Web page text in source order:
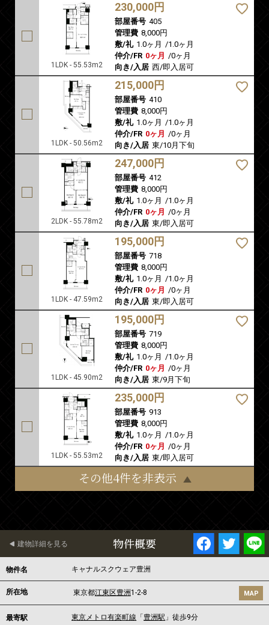
1LDK - 55.53m2
230,000円
部屋番号 405
管理費 8,000円
敷/礼 1.0ヶ月 /1.0ヶ月
仲介/FR 0ヶ月 /0ヶ月
向き/入居 西/即入居可
1LDK - 50.56m2
215,000円
部屋番号 410
管理費 8,000円
敷/礼 1.0ヶ月 /1.0ヶ月
仲介/FR 0ヶ月 /0ヶ月
向き/入居 東/10月下旬
2LDK - 55.78m2
247,000円
部屋番号 412
管理費 8,000円
敷/礼 1.0ヶ月 /1.0ヶ月
仲介/FR 0ヶ月 /0ヶ月
向き/入居 東/即入居可
1LDK - 47.59m2
195,000円
部屋番号 718
管理費 8,000円
敷/礼 1.0ヶ月 /1.0ヶ月
仲介/FR 0ヶ月 /0ヶ月
向き/入居 東/即入居可
1LDK - 45.90m2
195,000円
部屋番号 719
管理費 8,000円
敷/礼 1.0ヶ月 /1.0ヶ月
仲介/FR 0ヶ月 /0ヶ月
向き/入居 東/9月下旬
1LDK - 55.53m2
235,000円
部屋番号 913
管理費 8,000円
敷/礼 1.0ヶ月 /1.0ヶ月
仲介/FR 0ヶ月 /0ヶ月
向き/入居 東/即入居可
その他4件を非表示
物件概要
建物詳細を見る
物件名 キャナルスクウェア豊洲
所在地 東京都江東区豊洲 1-2-8 MAP
最寄駅 東京メトロ有楽町線 「 豊洲駅 」徒歩9分